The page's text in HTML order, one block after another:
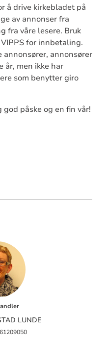
å drive kirkebladet på
av annonser fra
fra våre lesere. Bruk
for innbetaling.
annonsører, annonsører
år, men ikke har
som benytter giro
påske og en fin vår!
LUNDE